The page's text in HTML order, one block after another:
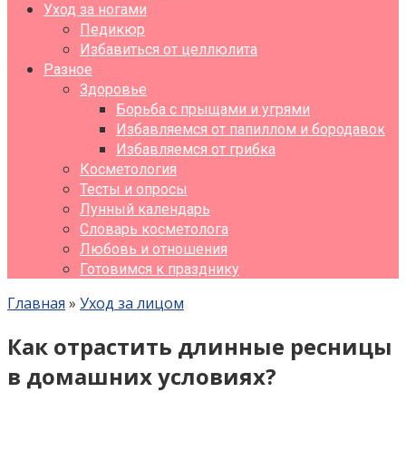
Уход за ногами
Педикюр
Избавиться от целлюлита
Разное
Здоровье
Борьба с прыщами и угрями
Избавляемся от папиллом и бородавок
Избавляемся от грибка
Косметология
Тесты и опросы
Лунный календарь
Словарь косметолога
Любовь и отношения
Готовимся к празднику
Главная » Уход за лицом
Как отрастить длинные ресницы
в домашних условиях?